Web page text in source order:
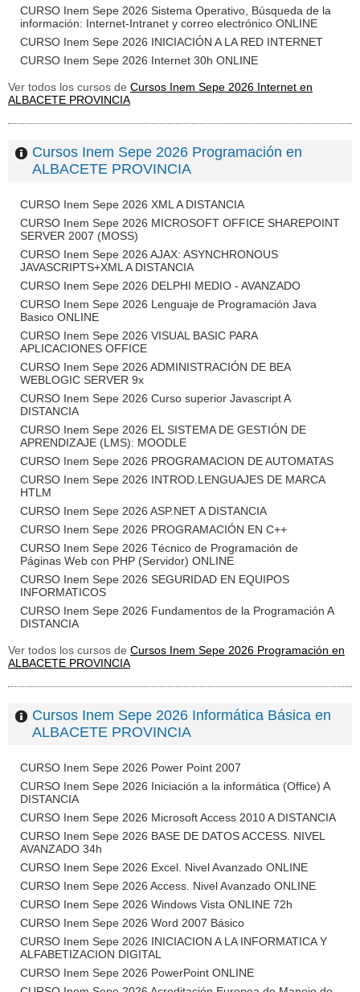
CURSO Inem Sepe 2026 Sistema Operativo, Búsqueda de la
información: Internet-Intranet y correo electrónico ONLINE
CURSO Inem Sepe 2026 INICIACIÓN A LA RED INTERNET
CURSO Inem Sepe 2026 Internet 30h ONLINE
Ver todos los cursos de Cursos Inem Sepe 2026 Internet en
ALBACETE PROVINCIA
Cursos Inem Sepe 2026 Programación en
ALBACETE PROVINCIA
CURSO Inem Sepe 2026 XML A DISTANCIA
CURSO Inem Sepe 2026 MICROSOFT OFFICE SHAREPOINT
SERVER 2007 (MOSS)
CURSO Inem Sepe 2026 AJAX: ASYNCHRONOUS
JAVASCRIPTS+XML A DISTANCIA
CURSO Inem Sepe 2026 DELPHI MEDIO - AVANZADO
CURSO Inem Sepe 2026 Lenguaje de Programación Java
Basico ONLINE
CURSO Inem Sepe 2026 VISUAL BASIC PARA
APLICACIONES OFFICE
CURSO Inem Sepe 2026 ADMINISTRACIÓN DE BEA
WEBLOGIC SERVER 9x
CURSO Inem Sepe 2026 Curso superior Javascript A
DISTANCIA
CURSO Inem Sepe 2026 EL SISTEMA DE GESTIÓN DE
APRENDIZAJE (LMS): MOODLE
CURSO Inem Sepe 2026 PROGRAMACION DE AUTOMATAS
CURSO Inem Sepe 2026 INTROD.LENGUAJES DE MARCA
HTLM
CURSO Inem Sepe 2026 ASP.NET A DISTANCIA
CURSO Inem Sepe 2026 PROGRAMACIÓN EN C++
CURSO Inem Sepe 2026 Técnico de Programación de
Páginas Web con PHP (Servidor) ONLINE
CURSO Inem Sepe 2026 SEGURIDAD EN EQUIPOS
INFORMATICOS
CURSO Inem Sepe 2026 Fundamentos de la Programación A
DISTANCIA
Ver todos los cursos de Cursos Inem Sepe 2026 Programación en
ALBACETE PROVINCIA
Cursos Inem Sepe 2026 Informática Básica en
ALBACETE PROVINCIA
CURSO Inem Sepe 2026 Power Point 2007
CURSO Inem Sepe 2026 Iniciación a la informática (Office) A
DISTANCIA
CURSO Inem Sepe 2026 Microsoft Access 2010 A DISTANCIA
CURSO Inem Sepe 2026 BASE DE DATOS ACCESS. NIVEL
AVANZADO 34h
CURSO Inem Sepe 2026 Excel. Nivel Avanzado ONLINE
CURSO Inem Sepe 2026 Access. Nivel Avanzado ONLINE
CURSO Inem Sepe 2026 Windows Vista ONLINE 72h
CURSO Inem Sepe 2026 Word 2007 Básico
CURSO Inem Sepe 2026 INICIACION A LA INFORMATICA Y
ALFABETIZACION DIGITAL
CURSO Inem Sepe 2026 PowerPoint ONLINE